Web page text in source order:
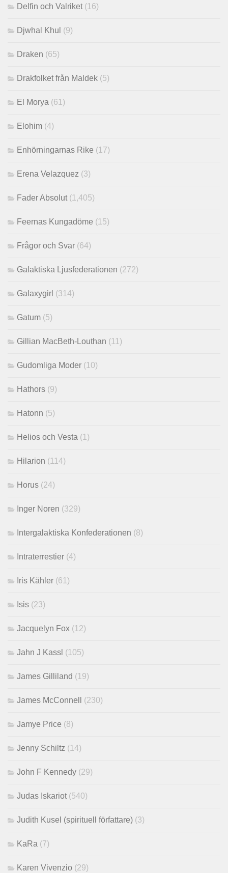
Delfin och Valriket (16)
Djwhal Khul (9)
Draken (65)
Drakfolket från Maldek (5)
El Morya (61)
Elohim (4)
Enhörningarnas Rike (17)
Erena Velazquez (3)
Fader Absolut (1,405)
Feernas Kungadöme (15)
Frågor och Svar (64)
Galaktiska Ljusfederationen (272)
Galaxygirl (314)
Gatum (5)
Gillian MacBeth-Louthan (11)
Gudomliga Moder (10)
Hathors (9)
Hatonn (5)
Helios och Vesta (1)
Hilarion (114)
Horus (24)
Inger Noren (329)
Intergalaktiska Konfederationen (8)
Intraterrestier (4)
Iris Kähler (61)
Isis (23)
Jacquelyn Fox (12)
Jahn J Kassl (105)
James Gilliland (19)
James McConnell (230)
Jamye Price (8)
Jenny Schiltz (14)
John F Kennedy (29)
Judas Iskariot (540)
Judith Kusel (spirituell författare) (3)
KaRa (7)
Karen Vivenzio (29)